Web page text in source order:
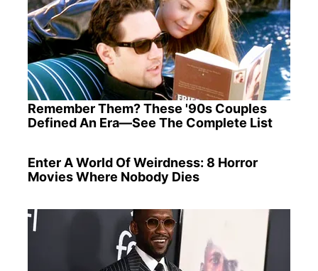
Remember Them? These '90s Couples
Defined An Era—See The Complete List
Enter A World Of Weirdness: 8 Horror
Movies Where Nobody Dies